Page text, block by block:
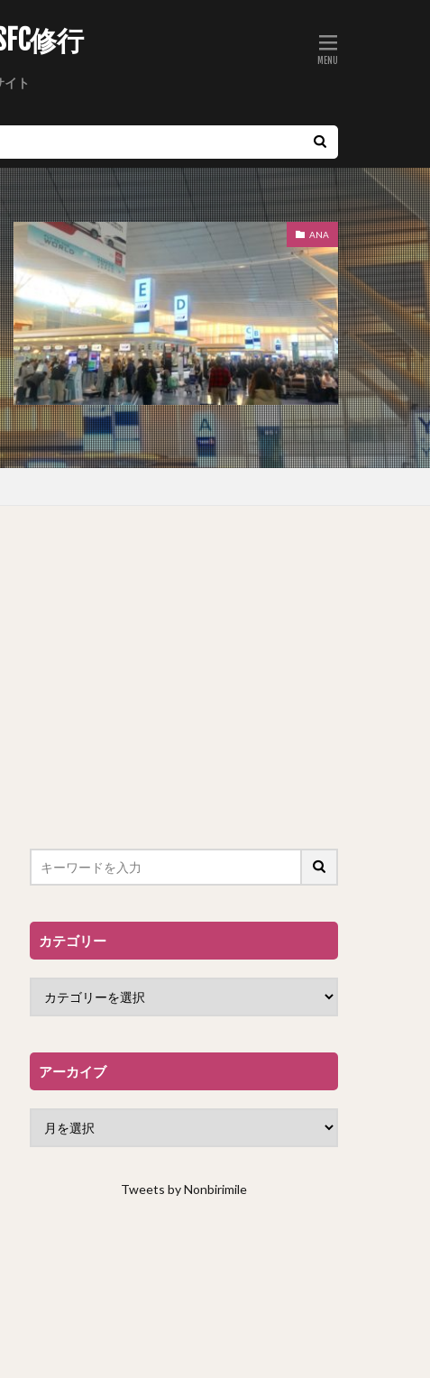
修行
イト
ANA
カテゴリー
アーカイブ
Tweets by Nonbirimile